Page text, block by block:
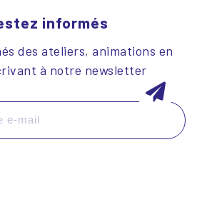
informés
des ateliers, animations en
à notre newsletter